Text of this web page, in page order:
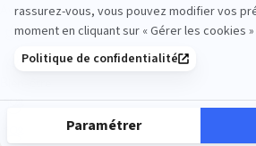
Aventure